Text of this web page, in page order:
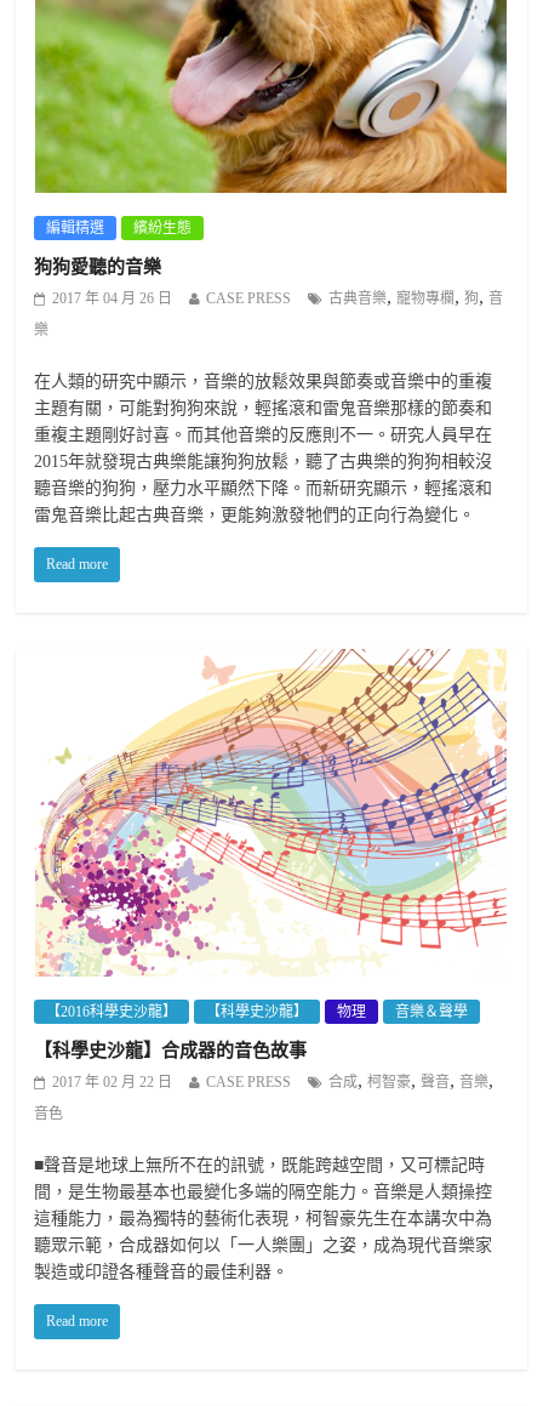
編輯精選 繽紛生態
狗狗愛聽的音樂
2017 年 04 月 26 日 CASE PRESS 古典音樂,寵物專欄 ,狗,音
樂
在人類的研究中顯示，音樂的放鬆效果與節奏或音樂中的重複
主題有關，可能對狗狗來說，輕搖滾和雷鬼音樂那樣的節奏和
重複主題剛好討喜。而其他音樂的反應則不一。研究人員早在
2015年就發現古典樂能讓狗狗放鬆，聽了古典樂的狗狗相較沒
聽音樂的狗狗，壓力水平顯然下降。而新研究顯示，輕搖滾和
雷鬼音樂比起古典音樂，更能夠激發牠們的正向行為變化。
Read more
【2016科學史沙龍】 【科學史沙龍】 物理 音樂＆聲學
【科學史沙龍】合成器的音色故事
2017 年 02 月 22 日 CASE PRESS 合成,柯智豪,聲音,音樂,
音色
■聲音是地球上無所不在的訊號，既能跨越空間，又可標記時
間，是生物最基本也最變化多端的隔空能力。音樂是人類操控
這種能力，最為獨特的藝術化表現，柯智豪先生在本講次中為
聽眾示範，合成器如何以「一人樂團」之姿，成為現代音樂家
製造或印證各種聲音的最佳利器。
Read more